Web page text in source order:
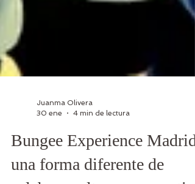
Bungee Experience Madrid: